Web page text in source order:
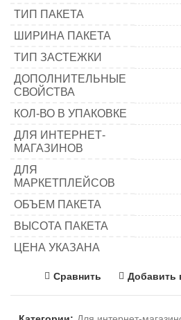
ТИП ПАКЕТА
ШИРИНА ПАКЕТА
ТИП ЗАСТЕЖКИ
ДОПОЛНИТЕЛЬНЫЕ
СВОЙСТВА
КОЛ-ВО В УПАКОВКЕ
ДЛЯ ИНТЕРНЕТ-
МАГАЗИНОВ
ДЛЯ
МАРКЕТПЛЕЙСОВ
ОБЪЕМ ПАКЕТА
ВЫСОТА ПАКЕТА
ЦЕНА УКАЗАНА
Сравнить Добавить